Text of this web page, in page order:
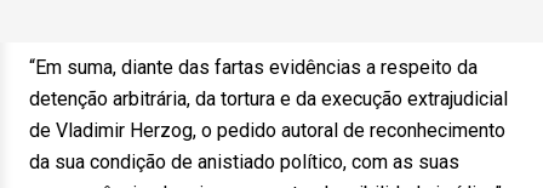
“Em suma, diante das fartas evidências a respeito da
detenção arbitrária, da tortura e da execução extrajudicial
de Vladimir Herzog, o pedido autoral de reconhecimento
da sua condição de anistiado político, com as suas